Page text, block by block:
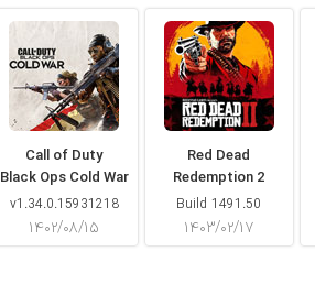
Call of Duty
Black Ops Cold War
v1.34.0.15931218
۱۴۰۲/۰۸/۱۵
Red Dead
Redemption 2
Build 1491.50
۱۴۰۳/۰۲/۱۷